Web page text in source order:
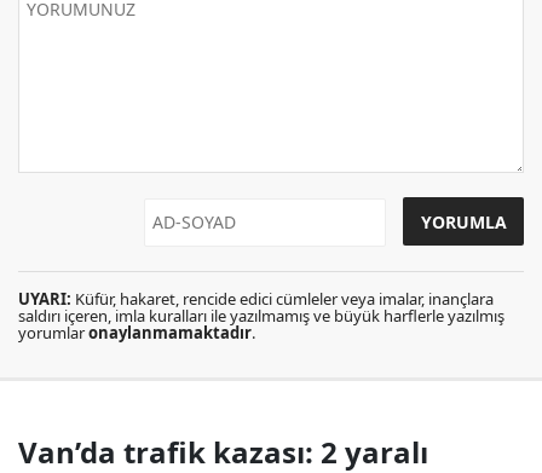
UYARI: Küfür, hakaret, rencide edici cümleler veya imalar, inançlara
saldırı içeren, imla kuralları ile yazılmamış ve büyük harflerle yazılmış
yorumlaronaylanmamaktadır.
Van’da trafik kazası: 2 yaralı